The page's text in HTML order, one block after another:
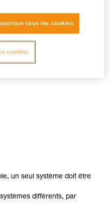
un seul système doit être
différents, par
tous les cookies
cookies